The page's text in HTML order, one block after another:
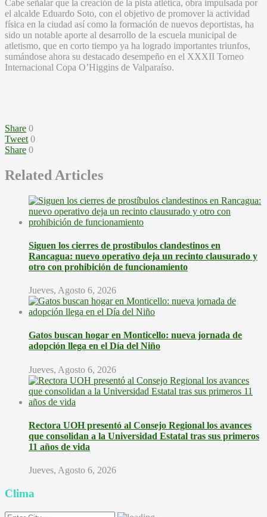
Cabe señalar que la creación de la pista atlética, obra impulsada por
el alcalde Eduardo Soto, con el objetivo de promover la actividad
física en la ciudad así como la formación de nuevos deportistas, ha
sido un notable aporte al desarrollo de la escuela municipal de
atletismo, que en corto tiempo ya ha logrado importantes triunfos,
sumándose ahora su destacado desempeño en el XXXII Torneo
Internacional Copa O’Higgins de Valparaíso.
Share 0
Tweet 0
Share 0
Related Articles
Siguen los cierres de prostíbulos clandestinos en
Rancagua: nuevo operativo deja un recinto clausurado y
otro con prohibición de funcionamiento
Jueves, Agosto 6, 2026
Gatos buscan hogar en Monticello: nueva jornada de
adopción llega en el Día del Niño
Jueves, Agosto 6, 2026
Rectora UOH presentó al Consejo Regional los avances
que consolidan a la Universidad Estatal tras sus primeros
11 años de vida
Jueves, Agosto 6, 2026
Clima